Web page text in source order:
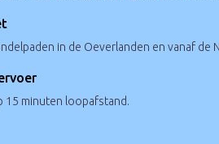
in de Oeverlanden en vanaf de
15 minuten loopafstand.